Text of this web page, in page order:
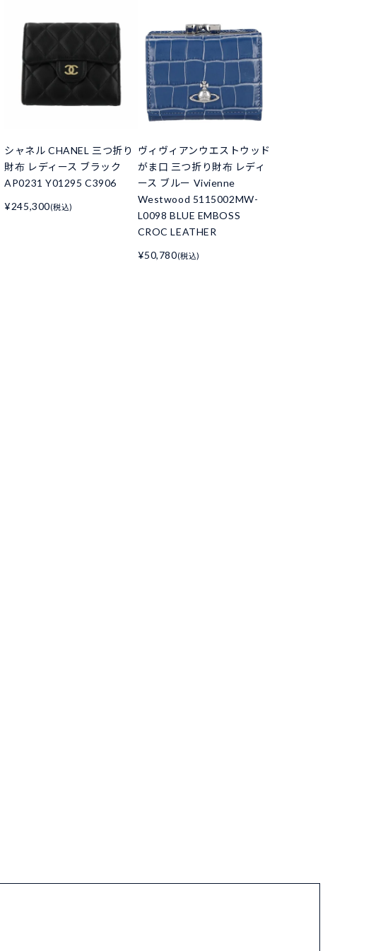
シャネル CHANEL 三つ折り
財布 レディース ブラック
AP0231 Y01295 C3906
¥245,300(税込)
ヴィヴィアンウエストウッド
がま口 三つ折り財布 レディ
ース ブルー Vivienne
Westwood 5115002MW-
L0098 BLUE EMBOSS
CROC LEATHER
¥50,780(税込)